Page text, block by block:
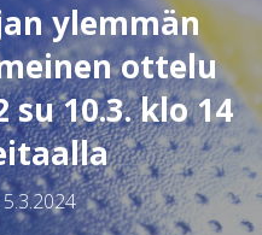
O
I
N
T
I
P
Ä
ylemmän
ottelu
su 10.3. klo 14
5.3.2024